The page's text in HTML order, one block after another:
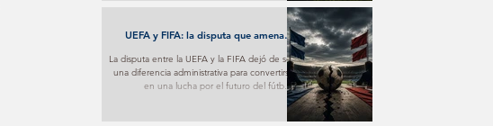
UEFA y FIFA: la disputa que amenaza
con fracturar al fútbol mundial
La disputa entre la UEFA y la FIFA dejó de ser
una diferencia administrativa para convertirse
en una lucha por el futuro del fútbol.
Mientras una apuesta por nuevos modelos